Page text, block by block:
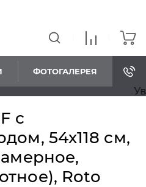
ФОТОГАЛЕРЕЯ
c
54х118 см,
Roto